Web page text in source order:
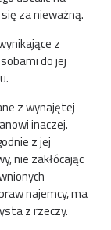
za nieważną.
z
do jej
z wynajętej
inaczej.
z jej
nie zakłócając
najemcy, ma
z rzeczy.